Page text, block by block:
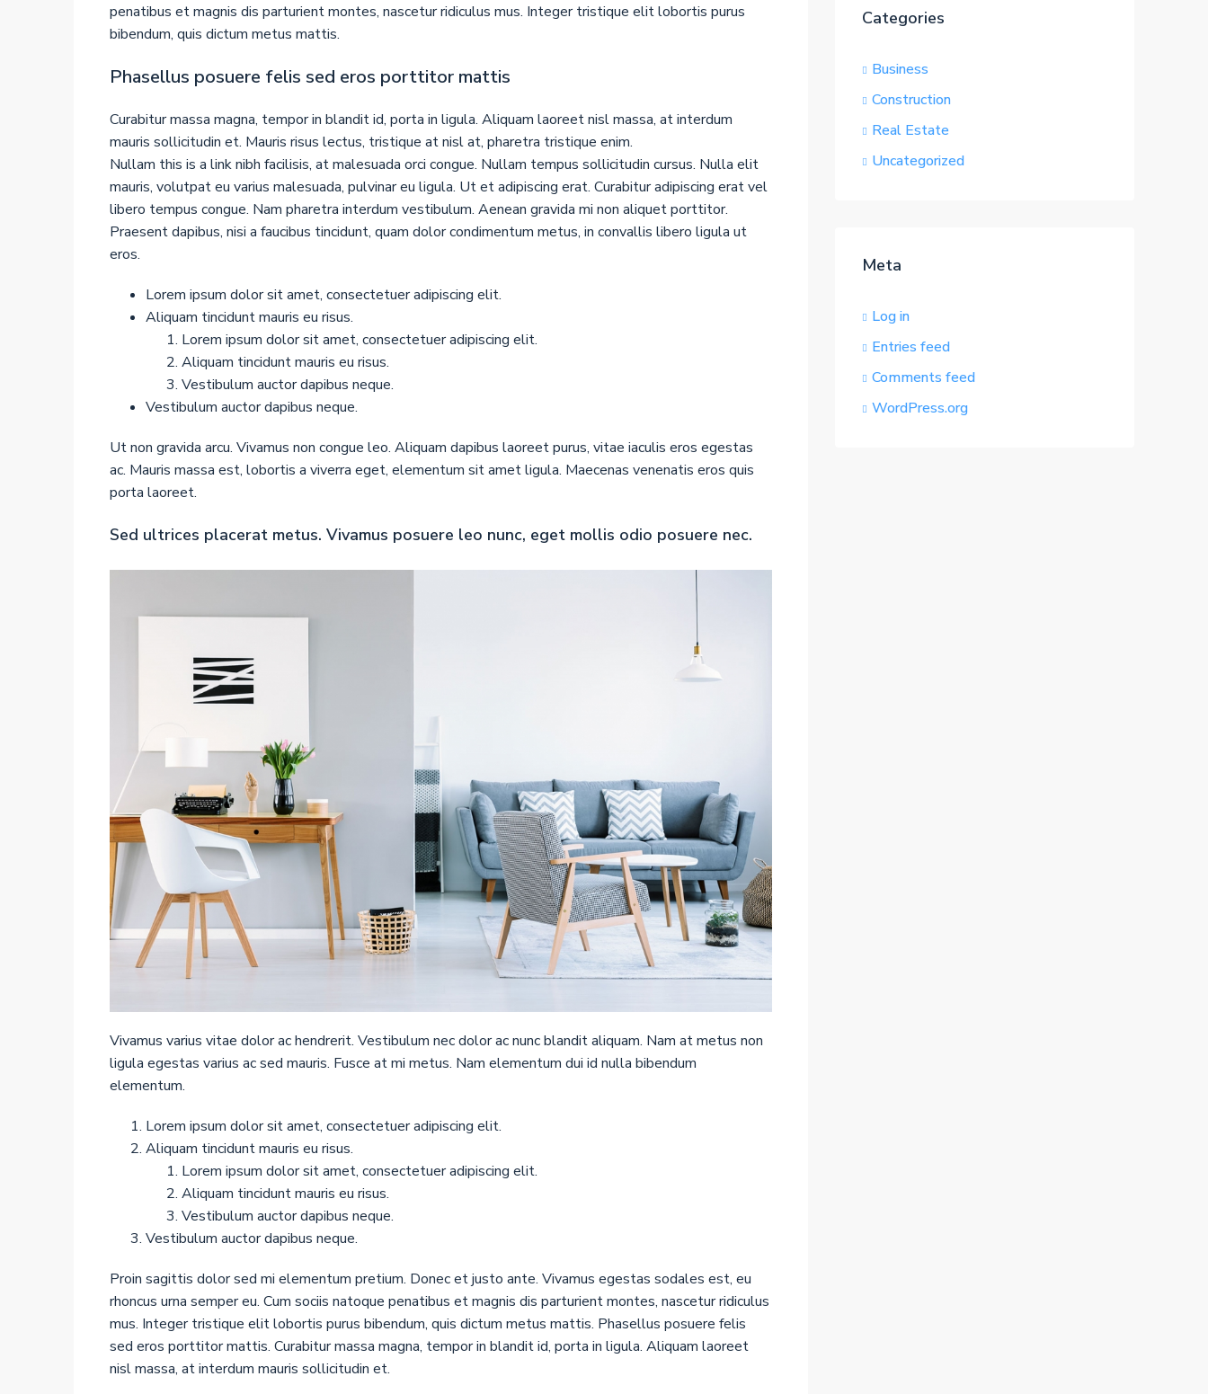
penatibus et magnis dis parturient montes, nascetur ridiculus mus. Integer tristique elit lobortis purus
bibendum, quis dictum metus mattis.
Phasellus posuere felis sed eros porttitor mattis
Curabitur massa magna, tempor in blandit id, porta in ligula. Aliquam laoreet nisl massa, at interdum
mauris sollicitudin et. Mauris risus lectus, tristique at nisl at, pharetra tristique enim.
Nullam this is a link nibh facilisis, at malesuada orci congue. Nullam tempus sollicitudin cursus. Nulla elit
mauris, volutpat eu varius malesuada, pulvinar eu ligula. Ut et adipiscing erat. Curabitur adipiscing erat vel
libero tempus congue. Nam pharetra interdum vestibulum. Aenean gravida mi non aliquet porttitor.
Praesent dapibus, nisi a faucibus tincidunt, quam dolor condimentum metus, in convallis libero ligula ut
eros.
Lorem ipsum dolor sit amet, consectetuer adipiscing elit.
Aliquam tincidunt mauris eu risus.
Lorem ipsum dolor sit amet, consectetuer adipiscing elit.
Aliquam tincidunt mauris eu risus.
Vestibulum auctor dapibus neque.
Vestibulum auctor dapibus neque.
Ut non gravida arcu. Vivamus non congue leo. Aliquam dapibus laoreet purus, vitae iaculis eros egestas
ac. Mauris massa est, lobortis a viverra eget, elementum sit amet ligula. Maecenas venenatis eros quis
porta laoreet.
Sed ultrices placerat metus. Vivamus posuere leo nunc, eget mollis odio posuere nec.
Vivamus varius vitae dolor ac hendrerit. Vestibulum nec dolor ac nunc blandit aliquam. Nam at metus non
ligula egestas varius ac sed mauris. Fusce at mi metus. Nam elementum dui id nulla bibendum
elementum.
Lorem ipsum dolor sit amet, consectetuer adipiscing elit.
Aliquam tincidunt mauris eu risus.
Lorem ipsum dolor sit amet, consectetuer adipiscing elit.
Aliquam tincidunt mauris eu risus.
Vestibulum auctor dapibus neque.
Vestibulum auctor dapibus neque.
Proin sagittis dolor sed mi elementum pretium. Donec et justo ante. Vivamus egestas sodales est, eu
rhoncus urna semper eu. Cum sociis natoque penatibus et magnis dis parturient montes, nascetur ridiculus
mus. Integer tristique elit lobortis purus bibendum, quis dictum metus mattis. Phasellus posuere felis
sed eros porttitor mattis. Curabitur massa magna, tempor in blandit id, porta in ligula. Aliquam laoreet
nisl massa, at interdum mauris sollicitudin et.
Categories
Business
Construction
Real Estate
Uncategorized
Meta
Log in
Entries feed
Comments feed
WordPress.org